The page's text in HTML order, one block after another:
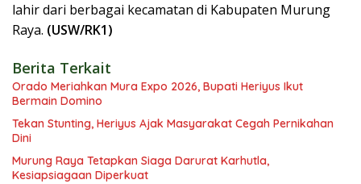
lahir dari berbagai kecamatan di Kabupaten Murung
Raya. (USW/RK1)
Berita Terkait
Orado Meriahkan Mura Expo 2026, Bupati Heriyus Ikut
Bermain Domino
Tekan Stunting, Heriyus Ajak Masyarakat Cegah Pernikahan
Dini
Murung Raya Tetapkan Siaga Darurat Karhutla,
Kesiapsiagaan Diperkuat